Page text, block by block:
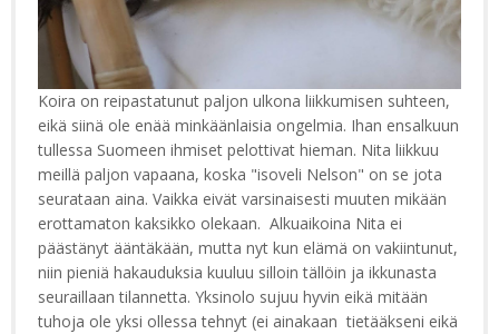
Koira on reipastatunut paljon ulkona liikkumisen suhteen,
eikä siinä ole enää minkäänlaisia ongelmia. Ihan ensalkuun
tullessa Suomeen ihmiset pelottivat hieman. Nita liikkuu
meillä paljon vapaana, koska "isoveli Nelson" on se jota
seurataan aina. Vaikka eivät varsinaisesti muuten mikään
erottamaton kaksikko olekaan. Alkuaikoina Nita ei
päästänyt ääntäkään, mutta nyt kun elämä on vakiintunut,
niin pieniä hakauduksia kuuluu silloin tällöin ja ikkunasta
seuraillaan tilannetta. Yksinolo sujuu hyvin eikä mitään
tuhoja ole yksi ollessa tehnyt (ei ainakaan tietääkseni eikä